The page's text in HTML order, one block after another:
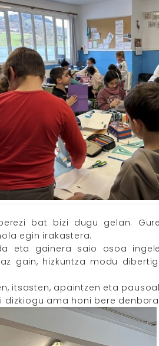
bat bizi dugu gelan.
egin irakastera.
eta gainera saio osoa
gain, hizkuntza modu
itsasten, apaintzen eta
dizkiogu ama honi bere